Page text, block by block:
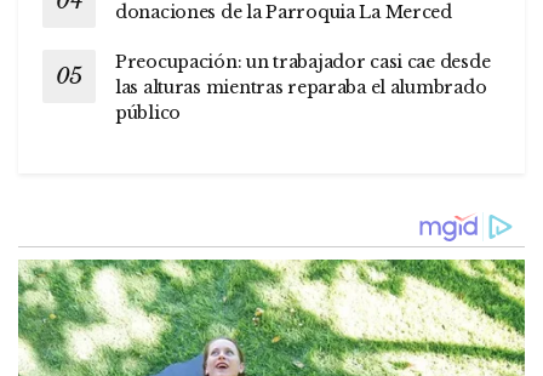
donaciones de la Parroquia La Merced
Preocupación: un trabajador casi cae desde
las alturas mientras reparaba el alumbrado
público